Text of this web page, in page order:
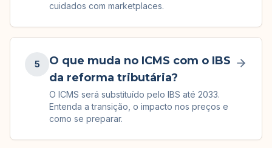
cuidados com marketplaces.
5
O que muda no ICMS com o IBS
da reforma tributária?
O ICMS será substituído pelo IBS até 2033.
Entenda a transição, o impacto nos preços e
como se preparar.